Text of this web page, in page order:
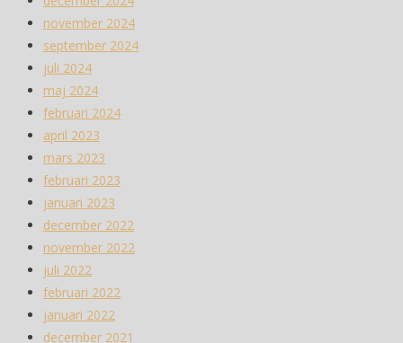
november 2024
september 2024
juli 2024
maj 2024
februari 2024
april 2023
mars 2023
februari 2023
januari 2023
december 2022
november 2022
juli 2022
februari 2022
januari 2022
december 2021